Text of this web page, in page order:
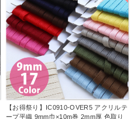
【お得祭り】IC0910-OVER5 アクリルテ
ープ平織 9mm巾×10m巻 2mm厚 色取り